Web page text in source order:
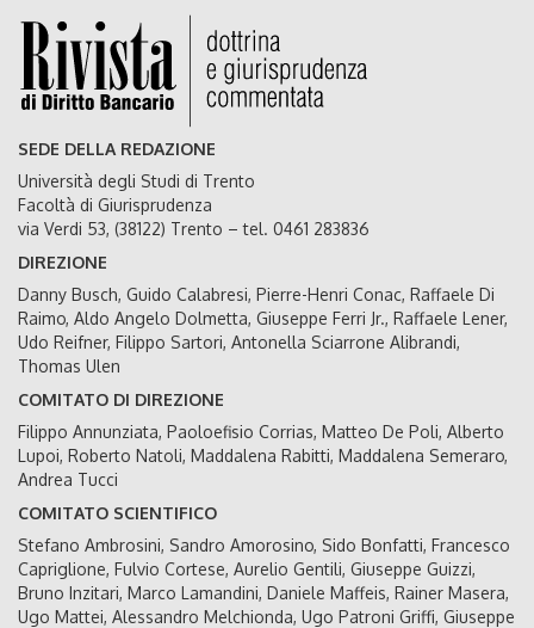
SEDE DELLA REDAZIONE
Università degli Studi di Trento
Facoltà di Giurisprudenza
via Verdi 53, (38122) Trento – tel. 0461 283836
DIREZIONE
Danny Busch, Guido Calabresi, Pierre-Henri Conac, Raffaele Di
Raimo, Aldo Angelo Dolmetta, Giuseppe Ferri Jr., Raffaele Lener,
Udo Reifner, Filippo Sartori, Antonella Sciarrone Alibrandi,
Thomas Ulen
COMITATO DI DIREZIONE
Filippo Annunziata, Paoloefisio Corrias, Matteo De Poli, Alberto
Lupoi, Roberto Natoli, Maddalena Rabitti, Maddalena Semeraro,
Andrea Tucci
COMITATO SCIENTIFICO
Stefano Ambrosini, Sandro Amorosino, Sido Bonfatti, Francesco
Capriglione, Fulvio Cortese, Aurelio Gentili, Giuseppe Guizzi,
Bruno Inzitari, Marco Lamandini, Daniele Maffeis, Rainer Masera,
Ugo Mattei, Alessandro Melchionda, Ugo Patroni Griffi, Giuseppe